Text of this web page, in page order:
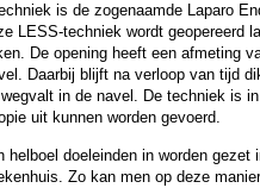
is de zogenaamde Laparo
LESS-techniek wordt geopereerd
De opening heeft een afmeting
Daarbij blijft na verloop van tijd
in de navel. De techniek is
uit kunnen worden gevoerd.
helboel doeleinden in worden
Zo kan men op deze